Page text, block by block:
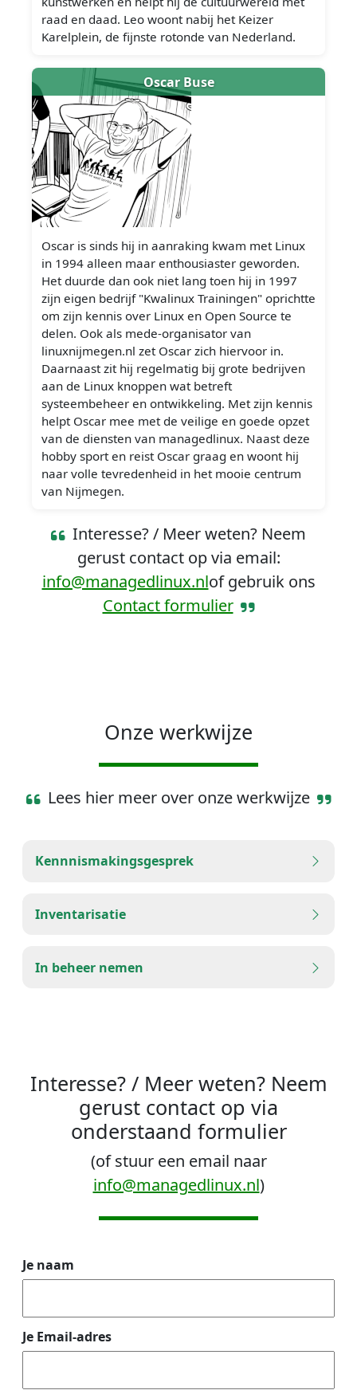
raad en daad. Leo woont nabij het Keizer
Karelplein, de fijnste rotonde van Nederland.
Oscar Buse
Oscar is sinds hij in aanraking kwam met Linux
in 1994 alleen maar enthousiaster geworden.
Het duurde dan ook niet lang toen hij in 1997
zijn eigen bedrijf "Kwalinux Trainingen" oprichtte
om zijn kennis over Linux en Open Source te
delen. Ook als mede-organisator van
linuxnijmegen.nl zet Oscar zich hiervoor in.
Daarnaast zit hij regelmatig bij grote bedrijven
aan de Linux knoppen wat betreft
systeembeheer en ontwikkeling. Met zijn kennis
helpt Oscar mee met de veilige en goede opzet
van de diensten van managedlinux. Naast deze
hobby sport en reist Oscar graag en woont hij
naar volle tevredenheid in het mooie centrum
van Nijmegen.
Interesse? / Meer weten? Neem
gerust contact op via email:
info@managedlinux.nlof gebruik ons
Contact formulier
Onze werkwijze
Lees hier meer over onze werkwijze
Kennnismakingsgesprek
Inventarisatie
In beheer nemen
Interesse? / Meer weten? Neem
gerust contact op via
onderstaand formulier
(of stuur een email naar
info@managedlinux.nl)
Je naam
Je Email-adres